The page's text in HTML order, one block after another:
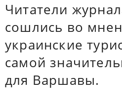
Читатели
сошлись во
украинские
самой
для Варшавы.